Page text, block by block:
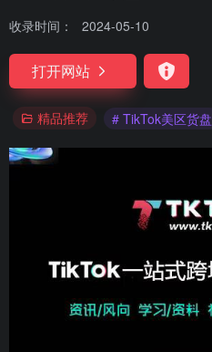
收录时间： 2024-05-10
打开网站
精品推荐 # TikTok美区货盘